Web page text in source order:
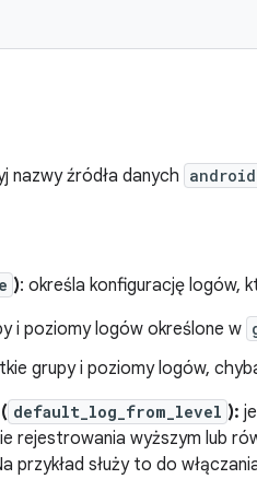
nazwy źródła danych
): określa konfigurację logów,
i poziomy logów określone w
grupy i poziomy logów,
default_log_from_level ):
rejestrowania wyższym lub
przykład służy to do